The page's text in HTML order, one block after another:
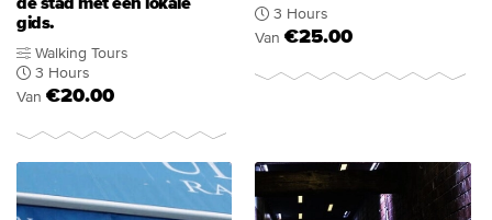
de stad met een lokale
gids.
Walking Tours
3 Hours
Van €20.00
3 Hours
Van €25.00